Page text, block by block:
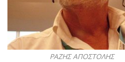
ΡΑΖΗΣ ΑΠΟΣΤΟΛΗΣ